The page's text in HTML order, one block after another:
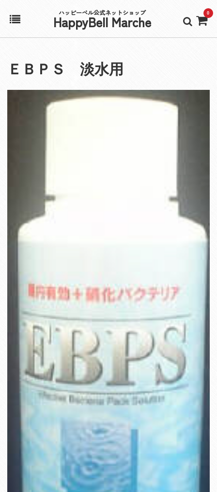
ハッピーベル公式ネットショップ
HappyBell Marche 0
アカウント
ＥＢＰＳ 淡水用